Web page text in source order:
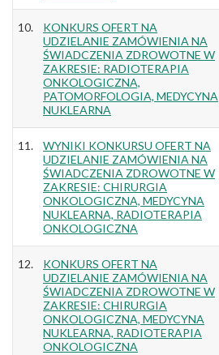
10.
KONKURS OFERT NA
UDZIELANIE ZAMÓWIENIA NA
ŚWIADCZENIA ZDROWOTNE W
ZAKRESIE: RADIOTERAPIA
ONKOLOGICZNA,
PATOMORFOLOGIA, MEDYCYNA
NUKLEARNA
11.
WYNIKI KONKURSU OFERT NA
UDZIELANIE ZAMÓWIENIA NA
ŚWIADCZENIA ZDROWOTNE W
ZAKRESIE: CHIRURGIA
ONKOLOGICZNA, MEDYCYNA
NUKLEARNA, RADIOTERAPIA
ONKOLOGICZNA
12.
KONKURS OFERT NA
UDZIELANIE ZAMÓWIENIA NA
ŚWIADCZENIA ZDROWOTNE W
ZAKRESIE: CHIRURGIA
ONKOLOGICZNA, MEDYCYNA
NUKLEARNA, RADIOTERAPIA
ONKOLOGICZNA